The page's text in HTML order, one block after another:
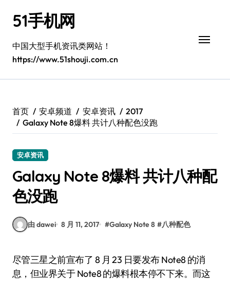
51手机网
中国大型手机资讯类网站！
https://www.51shouji.com.cn
首页 安卓频道 安卓资讯
2017
Galaxy Note 8爆料 共计八种配色没跑
安卓资讯
Galaxy Note 8爆料 共计八种配
色没跑
由 dawei 8 月 11, 2017 #Galaxy Note 8 #八种配色
尽管三星之前宣布了 8 月 23 日要发布 Note8 的消
息，但业界关于 Note8 的爆料根本停不下来。而这